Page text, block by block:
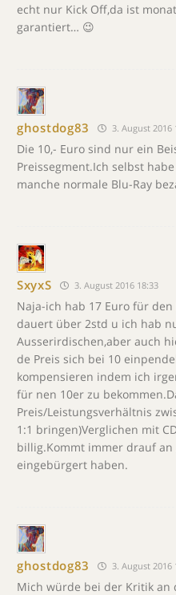
echt nur Kick Off,da ist
garantiert… 😉
ghostdog83 3. August 2016
Die 10,- Euro sind nur ein
Preissegment.Ich selbst
manche normale Blu-Ray
SxyxS 3. August 2016 18:33
Naja-ich hab 17 Euro für
dauert über 2std u ich hab
Ausserirdischen,aber auch
de Preis sich bei 10
kompensieren indem ich
für nen 10er zu
Preis/Leistungsverhältnis
1:1 bringen)Verglichen mit
billig.Kommt immer drauf an
eingebürgert haben.
ghostdog83 3. August 2016
Mich würde bei der Kritik an